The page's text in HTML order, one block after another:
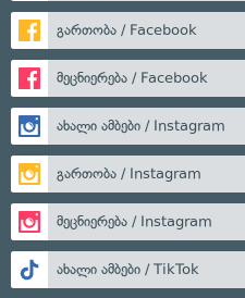
გართობა / Facebook
მეცნიერება / Facebook
ახალი ამბები / Instagram
გართობა / Instagram
მეცნიერება / Instagram
ახალი ამბები / TikTok